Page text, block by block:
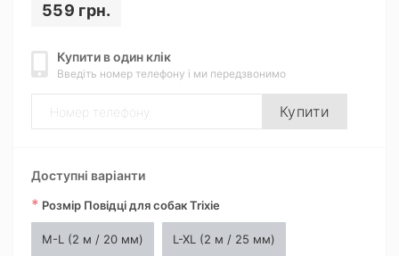
559 грн.
Купити в один клік
Введіть номер телефону і ми передзвонимо
Купити
Доступні варіанти
* Розмір Повідці для собак Trixie
M-L (2 м / 20 мм) L-XL (2 м / 25 мм)